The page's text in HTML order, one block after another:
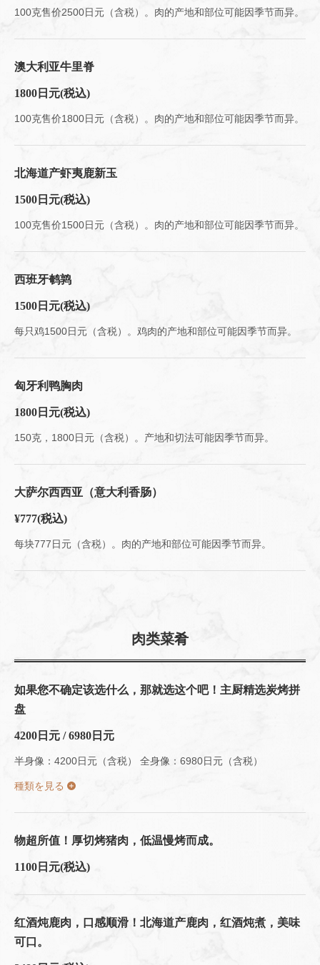
100克售价2500日元（含税）。肉的产地和部位可能因季节而异。
澳大利亚牛里脊
1800日元(税込)
100克售价1800日元（含税）。肉的产地和部位可能因季节而异。
北海道产虾夷鹿新玉
1500日元(税込)
100克售价1500日元（含税）。肉的产地和部位可能因季节而异。
西班牙鹌鹑
1500日元(税込)
每只鸡1500日元（含税）。鸡肉的产地和部位可能因季节而异。
匈牙利鸭胸肉
1800日元(税込)
150克，1800日元（含税）。产地和切法可能因季节而异。
大萨尔西西亚（意大利香肠）
¥777(税込)
每块777日元（含税）。肉的产地和部位可能因季节而异。
肉类菜肴
如果您不确定该选什么，那就选这个吧！主厨精选炭烤拼
盘
4200日元 / 6980日元
半身像：4200日元（含税） 全身像：6980日元（含税）
種類を見る
物超所值！厚切烤猪肉，低温慢烤而成。
1100日元(税込)
红酒炖鹿肉，口感顺滑！北海道产鹿肉，红酒炖煮，美味
可口。